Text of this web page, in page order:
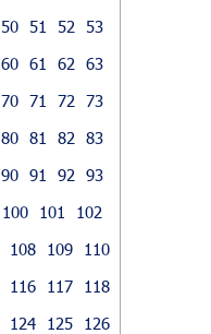
50 51 52
53
60 61 62
63
70 71 72
73
80 81 82
83
90 91 92
93
100 101
102
108 109
110
116 117
118
124 125
126